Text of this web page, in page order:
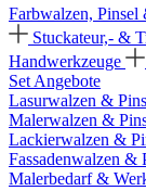
Farbwalzen,
Stuckateur,- &
Handwerkzeuge
Set Angebote
Lasurwalzen &
Malerwalzen &
Lackierwalzen &
Fassadenwalzen &
Malerbedarf &